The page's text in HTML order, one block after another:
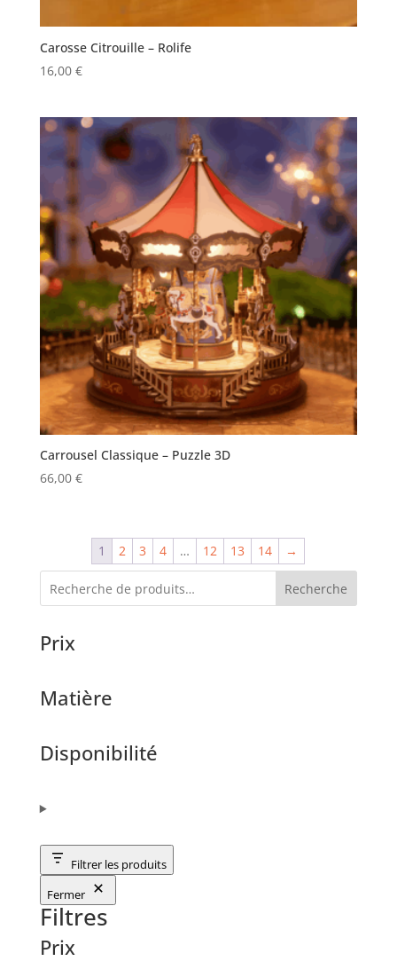
Carosse Citrouille – Rolife
16,00 €
Carrousel Classique – Puzzle 3D
66,00 €
1 2 3 4 … 12 13 14 →
Recherche
Prix
Matière
Disponibilité
Filtrer les produits
Fermer
Filtres
Prix